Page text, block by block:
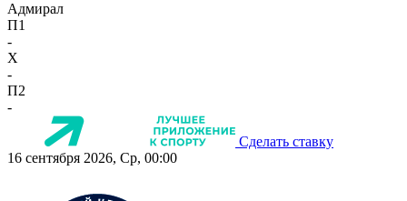
Адмирал
П1
-
X
-
П2
-
Сделать ставку
16 сентября 2026, Ср, 00:00